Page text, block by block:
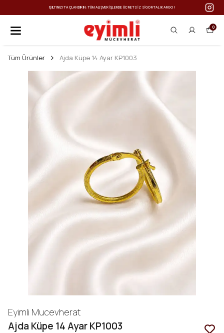
IŞILTINIZI TAÇLANDIRIN: TÜM ALIŞVERIŞLERDE ÜCRETSIZ SIGORTALI KARGO!
0
Tüm Ürünler Ajda Küpe 14 Ayar KP1003
Eyimli Mucevherat
Ajda Küpe 14 Ayar KP1003